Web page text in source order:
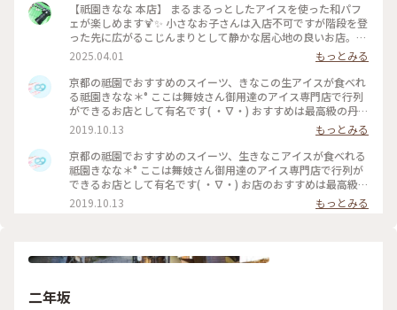
【祇園きなな 本店】 まるまるっとしたアイスを使った和パフ
ェが楽しめます🍹✨ 小さなお子さんは入店不可ですが階段を登
った先に広がるこじんまりとして静かな居心地の良いお店。
パフェはきなこや抹茶、黒ゴマなどを使った和なものからティ
ラミスの入ったイタリアン風、ベリーを使ったものなど様々。
アイスの食べ比べやふわふわのかき氷、焼き菓子、クロックム
ッシュのようなフードメニューもあります。 こちらもアニメ・
名探偵コナンで取り上げられました✨ #京都グルメ #京都 #祇
園 #本店 #人気店 #聖地巡礼 #パフェ #きなこ #黒ゴマ #アイス
クリーム #かき氷 #フォトジェニック #名探偵コナン
2025.04.01
もっとみる
京都の祗園でおすすめのスイーツ、きなこの生アイスが食べれ
る祗園きなな＊° ここは舞妓さん御用達のアイス専門店で行列
ができるお店として有名です( ・∇・) おすすめは最高級の丹波
黒豆を使用したきなこの生アイス『できたてきなな』。(600円
ほうじ茶付)なんと添加物、保存料、卵を一切使ってません。
濃厚なのに甘すぎず、口どけが最高で本当においしかったので
京都にきたらまた立ち寄りたいお店の1つになりました♡ #京
都#おすすめ#スイーツ#アイス#秋の味覚ゴーラー隊#きなこ
2019.10.13
もっとみる
京都の祗園でおすすめのスイーツ、生きなこアイスが食べれる
祗園きなな＊° ここは舞妓さん御用達のアイス専門店で行列が
できるお店として有名です( ・∇・) お店のおすすめは最高級の
丹波黒豆を使用したきなこの生アイス『できたてきなな』。
(600円ほうじ茶付)なんと添加物、保存料、卵を一切使ってま
♡ #京都#おすすめ#スイーツ#アイス#秋の味覚ゴーラー隊#き
2019.10.13 もっとみる
二年坂